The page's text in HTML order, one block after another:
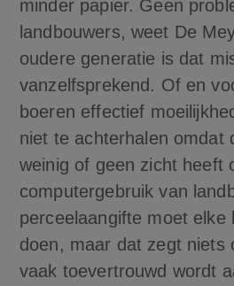
minder papier. Geen
landbouwers, weet De
oudere generatie is dat
vanzelfsprekend. Of en
boeren effectief
niet te achterhalen omdat
weinig of geen zicht heeft
computergebruik van
perceelaangifte moet elke
doen, maar dat zegt niets
vaak toevertrouwd wordt